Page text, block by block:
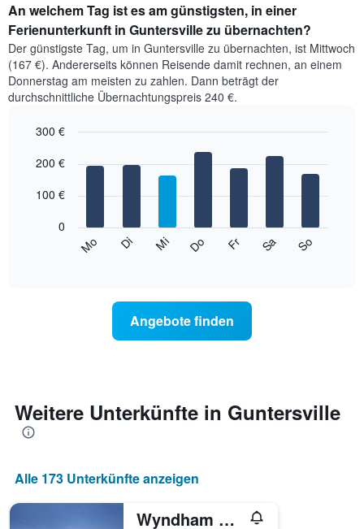
An welchem Tag ist es am günstigsten, in einer
Ferienunterkunft in Guntersville zu übernachten?
Der günstigste Tag, um in Guntersville zu übernachten, ist Mittwoch
(167 €). Andererseits können Reisende damit rechnen, an einem
Donnerstag am meisten zu zahlen. Dann beträgt der
durchschnittliche Übernachtungspreis 240 €.
chart
bars.
durchschnittlichen
jeweiligen
Wochentag.
Das
1
graphic.
Mo Di Mi Do Fr Sa So
0
100 €
200 €
300 €
Angebote finden
Weitere Unterkünfte in Guntersville
Alle 173 Unterkünfte anzeigen
Wyndham Garden Lake Guntersville